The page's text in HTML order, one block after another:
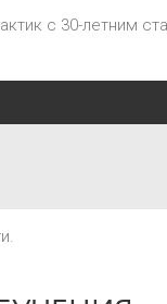
с 30-летним